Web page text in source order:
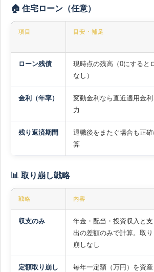
🏠 住宅ローン（任意）
項目 目安・補足
ローン残債
現時点の残高（0にすると
なし）
金利（年率）
変動金利なら直近適用金利
力
残り返済期間
退職後をまたぐ場合も正
算
📊 取り崩し戦略
戦略 内容
収支のみ
年金・配当・投資収入と支
出の差額のみで計算。取り
崩しなし
定額取り崩し
毎年一定額（万円）を資産